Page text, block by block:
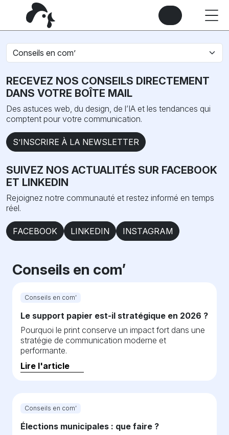
RECEVEZ NOS CONSEILS DIRECTEMENT
DANS VOTRE BOÎTE MAIL
Des astuces web, du design, de l’IA et les tendances qui
comptent pour votre communication.
S’INSCRIRE À LA NEWSLETTER
SUIVEZ NOS ACTUALITÉS SUR FACEBOOK
ET LINKEDIN
Rejoignez notre communauté et restez informé en temps
réel.
FACEBOOK LINKEDIN INSTAGRAM
Conseils en com’
Conseils en com’
Le support papier est-il stratégique en 2026 ?
Pourquoi le print conserve un impact fort dans une
stratégie de communication moderne et
performante.
Lire l'article
Conseils en com’
Élections municipales : que faire ?